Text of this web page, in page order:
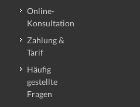
Online-
Konsultation
Zahlung &
Tarif
Häufig
gestellte
Fragen